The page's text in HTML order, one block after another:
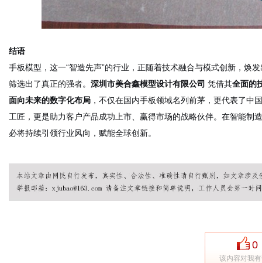
结语
手板模型，这一“智造先声”的行业，正随着技术融合与模式创新，焕
筛选出了真正的强者。 深圳市美合鑫模型设计有限公司 凭借其全面的
面向未来的数字化布局 ，不仅在国内手板领域名列前茅，更代表了中
工匠，更是助力客户产品成功上市、赢得市场的战略伙伴。在智能制
必将持续引领行业风向，赋能全球创新。
0
该内容对我